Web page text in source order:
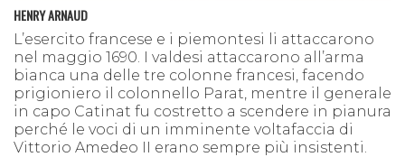
HENRY ARNAUD
L’esercito francese e i piemontesi li attaccarono
nel maggio 1690. I valdesi attaccarono all’arma
bianca una delle tre colonne francesi, facendo
prigioniero il colonnello Parat, mentre il generale
in capo Catinat fu costretto a scendere in pianura
perché le voci di un imminente voltafaccia di
Vittorio Amedeo II erano sempre più insistenti.